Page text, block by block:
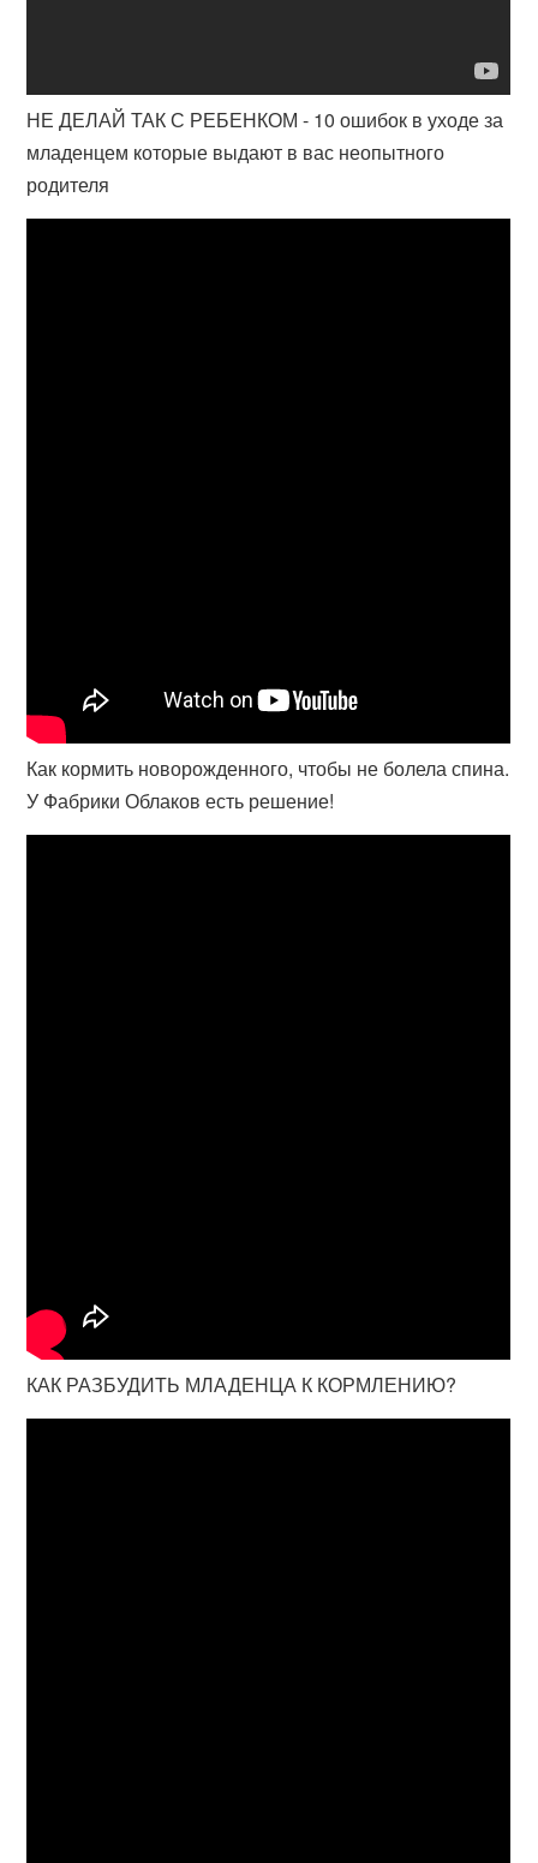
НЕ ДЕЛАЙ ТАК С РЕБЕНКОМ - 10 ошибок в уходе за
младенцем которые выдают в вас неопытного
родителя
Как кормить новорожденного, чтобы не болела спина.
У Фабрики Облаков есть решение!
КАК РАЗБУДИТЬ МЛАДЕНЦА К КОРМЛЕНИЮ?